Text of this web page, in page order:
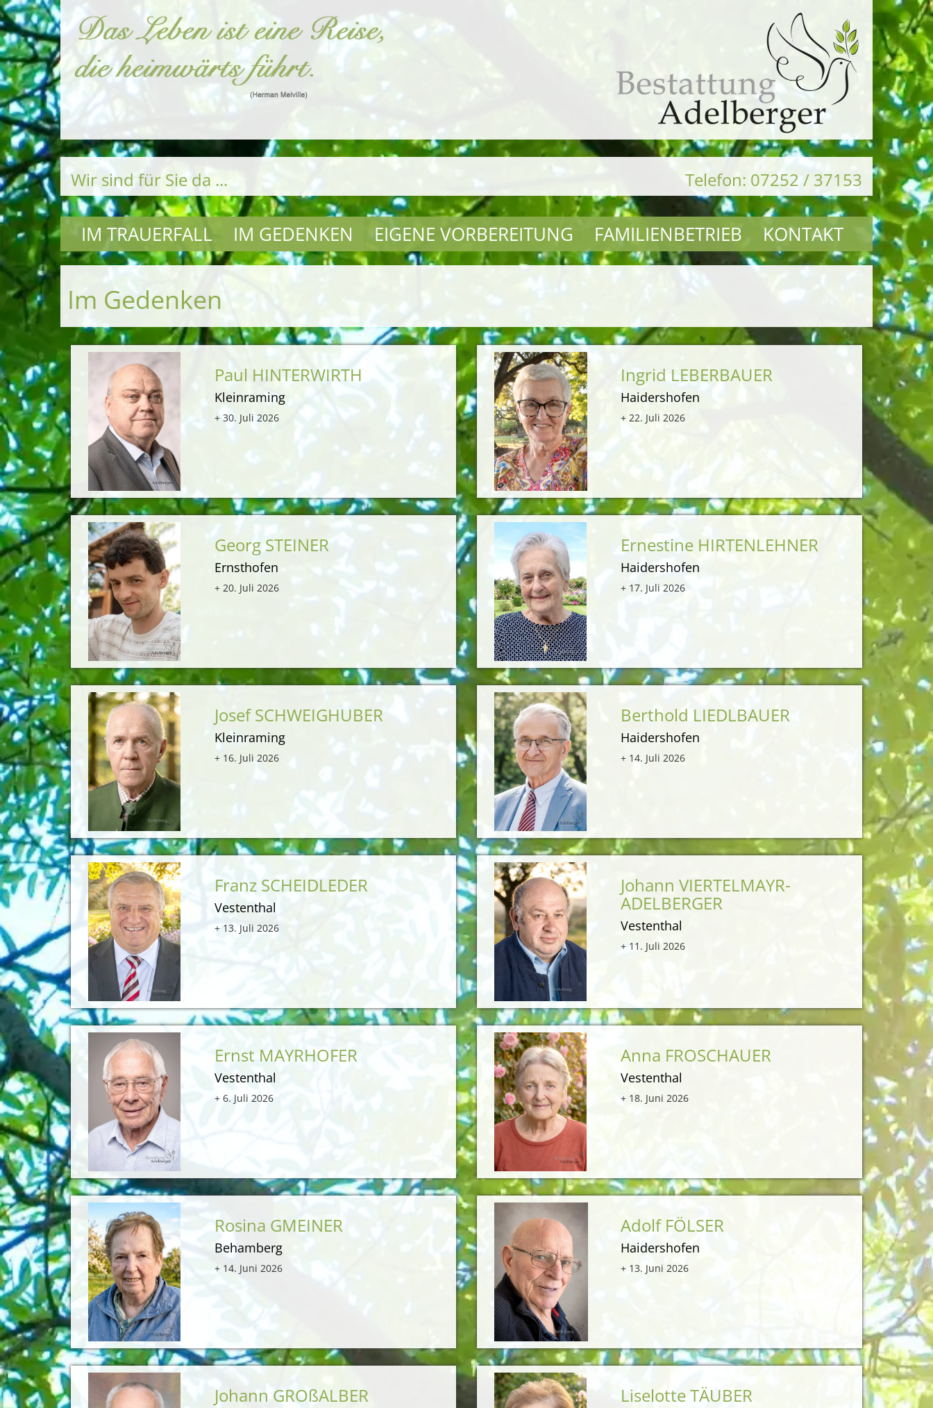
Wir sind für Sie da ... Telefon: 07252 / 37153
IM TRAUERFALL IM GEDENKEN EIGENE VORBEREITUNG FAMILIENBETRIEB KONTAKT
Im Gedenken
Paul HINTERWIRTH
Kleinraming
+ 30. Juli 2026
Ingrid LEBERBAUER
Haidershofen
+ 22. Juli 2026
Georg STEINER
Ernsthofen
+ 20. Juli 2026
Ernestine HIRTENLEHNER
Haidershofen
+ 17. Juli 2026
Josef SCHWEIGHUBER
Kleinraming
+ 16. Juli 2026
Berthold LIEDLBAUER
Haidershofen
+ 14. Juli 2026
Franz SCHEIDLEDER
Vestenthal
+ 13. Juli 2026
Johann VIERTELMAYR-
ADELBERGER
Vestenthal
+ 11. Juli 2026
Ernst MAYRHOFER
Vestenthal
+ 6. Juli 2026
Anna FROSCHAUER
Vestenthal
+ 18. Juni 2026
Rosina GMEINER
Behamberg
+ 14. Juni 2026
Adolf FÖLSER
Haidershofen
+ 13. Juni 2026
Johann GROßALBER Liselotte TÄUBER